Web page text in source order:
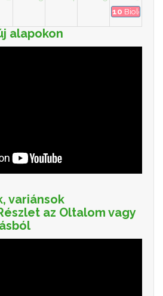
10
alapokon
variánsok
az Oltalom vagy